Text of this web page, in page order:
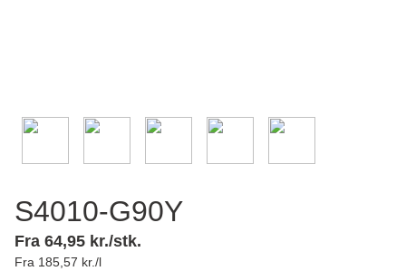
S4010-G90Y
Fra 64,95 kr./stk.
Fra 185,57 kr./l